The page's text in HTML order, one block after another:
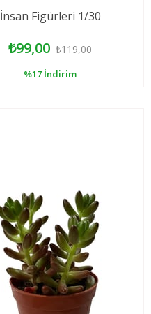
İnsan Figürleri 1/30
₺99,00 ₺119,00
%17 İndirim